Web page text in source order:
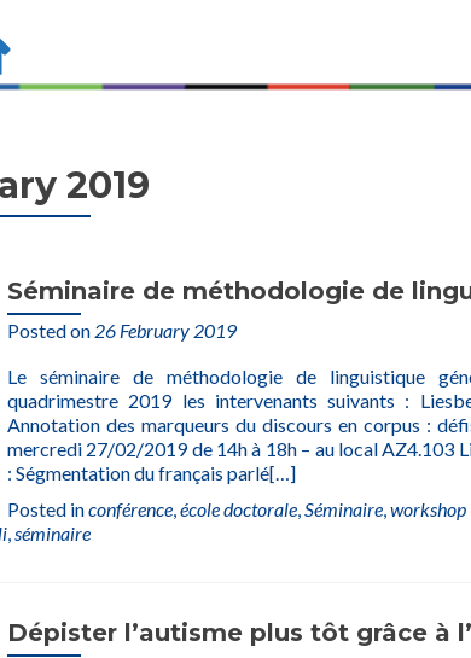
2019
Séminaire de méthodologie de
Posted on 26 February 2019
Le séminaire de méthodologie de linguistique
quadrimestre 2019 les intervenants suivants :
Annotation des marqueurs du discours en corpus :
mercredi 27/02/2019 de 14h à 18h – au local AZ4.103
: Ségmentation du français parlé[…]
Posted inconférence,école doctorale,Séminaire,workshop
,séminaire
Dépister l’autisme plus tôt grâce à